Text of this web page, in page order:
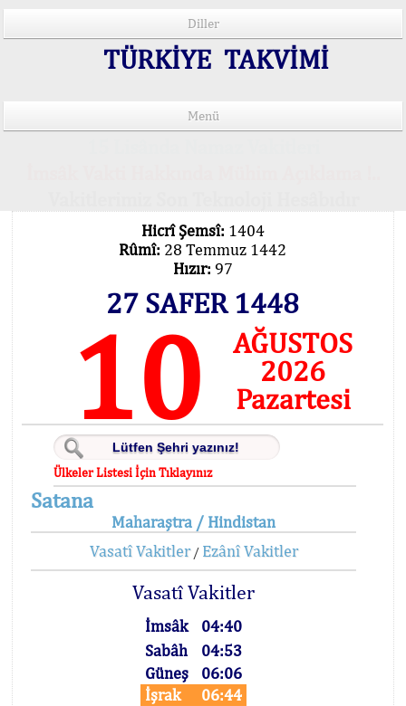
Diller
TÜRKİYE TAKVİMİ
Menü
Hicrî Şemsî: 1404
Rûmî: 28 Temmuz 1442
Hızır: 97
27 SAFER 1448
10
AĞUSTOS
2026
Pazartesi
Ülkeler Listesi İçin Tıklayınız
Satana
Maharaştra / Hindistan
Vasatî Vakitler/ Ezânî Vakitler
Vasatî Vakitler
İmsâk
04:40
Sabâh
04:53
Güneş
06:06
İşrak
06:44